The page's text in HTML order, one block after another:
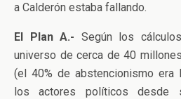
a Calderón estaba fallando.
El Plan A.- Según los
universo de cerca de 40
(el 40% de abstencionismo era
los actores políticos desde